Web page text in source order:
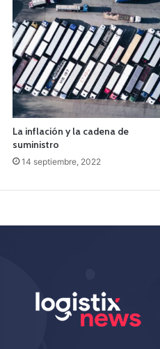
La inflación y la cadena de
suministro
14 septiembre, 2022